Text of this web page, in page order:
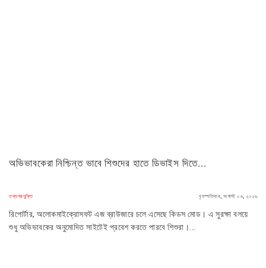
অভিভাবকেরা নিশ্চিন্ত ভাবে শিশুদের হাতে ডিভাইস দিতে...
তথ্যপ্রযুক্তি বৃহস্পতিবার, অগাস্ট ০৬, ২০২৬
রিপোর্টার, অলোকমাইক্রোসফট এজ ব্রাউজারে চলে এসেছে কিডস মোড। এ সুরক্ষা বলয়ে
শুধু অভিভাবকের অনুমোদিত সাইটেই প্রবেশ করতে পারবে শিশুরা।...